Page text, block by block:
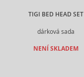
TIGI BED HEAD SET
dárková sada
NENÍ SKLADEM